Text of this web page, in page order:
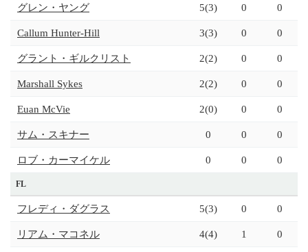
グレン・ヤング 5(3) 0 0
Callum Hunter-Hill 3(3) 0 0
グラント・ギルクリスト 2(2) 0 0
Marshall Sykes 2(2) 0 0
Euan McVie 2(0) 0 0
サム・スキナー 0 0 0
ロブ・カーマイケル 0 0 0
FL
フレディ・ダグラス 5(3) 0 0
リアム・マコネル 4(4) 1 0